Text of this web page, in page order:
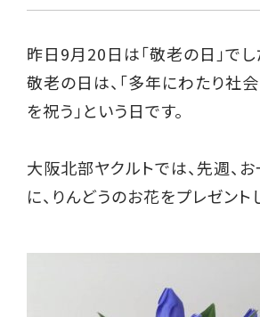
昨日9月20日は「敬老の日」でし
敬老の日は、「多年にわたり社
を祝う」という日です。
大阪北部ヤクルトでは、先週、
に、りんどうのお花をプレゼント